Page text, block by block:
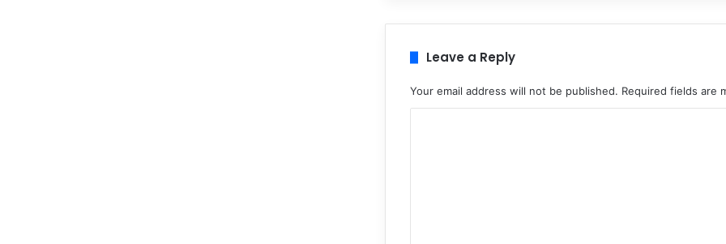
Leave a Reply
Your email address will not be published. Required fields are